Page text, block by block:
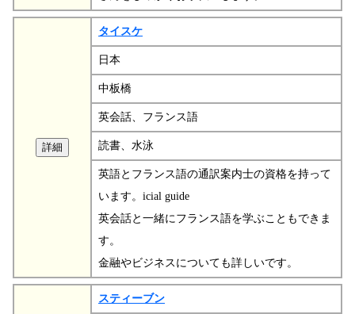
タイスケ
日本
中板橋
英会話、フランス語
読書、水泳
英語とフランス語の通訳案内士の資格を持って
います。icial guide
英会話と一緒にフランス語を学ぶこともできま
す。
金融やビジネスについても詳しいです。
スティーブン